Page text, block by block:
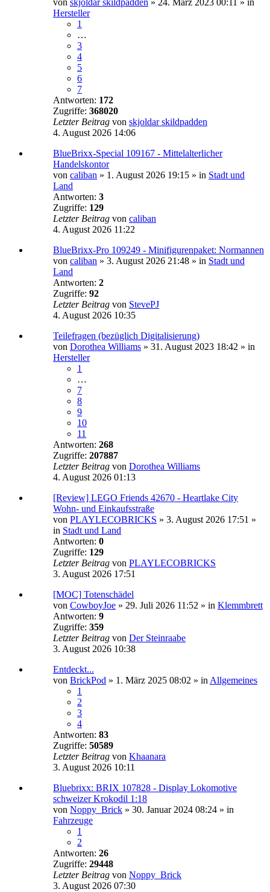
von skjoldar skildpadden » 24. März 2023 00:11
» in
Hersteller
1
…
3
4
5
6
7
Antworten: 172
Zugriffe: 368020
Letzter Beitrag von skjoldar skildpadden
4. August 2026 14:06
BlueBrixx-Special 109167 - Mittelalterlicher
Handelskontor
von caliban » 1. August 2026 19:15 » in Stadt und
Land
Antworten: 3
Zugriffe: 129
Letzter Beitrag von caliban
4. August 2026 11:22
BlueBrixx-Pro 109249 - Minifigurenpaket: Normannen
von caliban » 3. August 2026 21:48 » in Stadt und
Land
Antworten: 2
Zugriffe: 92
Letzter Beitrag von StevePJ
4. August 2026 10:35
Teilefragen (bezüglich Digitalisierung)
von Dorothea Williams » 31. August 2023 18:42 » in
Hersteller
1
…
7
8
9
10
11
Antworten: 268
Zugriffe: 207887
Letzter Beitrag von Dorothea Williams
4. August 2026 01:13
[Review] LEGO Friends 42670 - Heartlake City
Wohn- und Einkaufsstraße
von PLAYLECOBRICKS » 3. August 2026 17:51 »
in Stadt und Land
Antworten: 0
Zugriffe: 129
Letzter Beitrag von PLAYLECOBRICKS
3. August 2026 17:51
[MOC] Totenschädel
von CowboyJoe » 29. Juli 2026 11:52 » in Klemmbrett
Antworten: 9
Zugriffe: 359
Letzter Beitrag von Der Steinraabe
3. August 2026 10:38
Entdeckt...
von BrickPod » 1. März 2025 08:02 » in Allgemeines
1
2
3
4
Antworten: 83
Zugriffe: 50589
Letzter Beitrag von Khaanara
3. August 2026 10:11
Bluebrixx: BRIX 107828 - Display Lokomotive
schweizer Krokodil 1:18
von Noppy_Brick » 30. Januar 2024 08:24 » in
Fahrzeuge
1
2
Antworten: 26
Zugriffe: 29448
Letzter Beitrag von Noppy_Brick
3. August 2026 07:30